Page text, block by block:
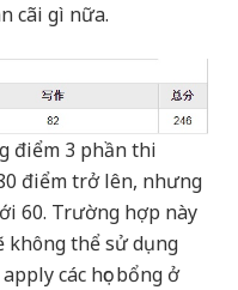
cãi gì nữa.
điểm 3 phần thi
điểm trở lên, nhưng
60. Trường hợp này
không thể sử dụng
các học bổng ở